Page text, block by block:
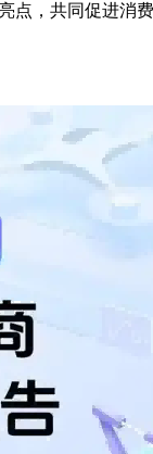
点，共同促进消费